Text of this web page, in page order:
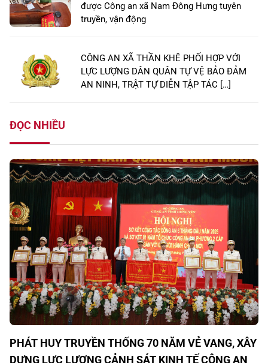
được Công an xã Nam Đông Hưng tuyên
truyền, vận động
CÔNG AN XÃ THẦN KHÊ PHỐI HỢP VỚI
LỰC LƯỢNG DÂN QUÂN TỰ VỆ BẢO ĐẢM
AN NINH, TRẬT TỰ DIỄN TẬP TÁC […]
ĐỌC NHIỀU
PHÁT HUY TRUYỀN THỐNG 70 NĂM VẺ VANG, XÂY
DỰNG LỰC LƯỢNG CẢNH SÁT KINH TẾ CÔNG AN